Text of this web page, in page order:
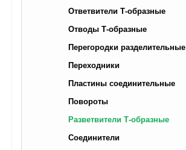
Ответвители Т-образные
Отводы Т-образные
Перегородки разделительные
Переходники
Пластины соединительные
Повороты
Разветвители Т-образные
Соединители